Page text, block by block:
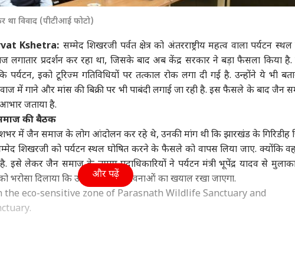
था विवाद (पीटीआई फोटो)
Kshetra: सम्मेद शिखरजी पर्वत क्षेत्र को अंतरराष्ट्रीय महत्व वाला पर्यटन स्थल
प्रदर्शन कर रहा था, जिसके बाद अब केंद्र सरकार ने बड़ा फैसला किया है.
पर्यटन, इको टूरिज्म गतिविधियों पर तत्काल रोक लगा दी गई है. उन्होंने ये भी
में गाने और मांस की बिक्री पर भी पाबंदी लगाई जा रही है. इस फैसले के बाद जैन
जताया है.
की बैठक
में जैन समाज के लोग आंदोलन कर रहे थे, उनकी मांग थी कि झारखंड के गिरिडीह
शिखरजी को पर्यटन स्थल घोषित करने के फैसले को वापस लिया जाए. क्योंकि
इसे लेकर जैन समाज के तमाम पदाधिकारियों ने पर्यटन मंत्री भूपेंद्र यादव से
भरोसा दिलाया कि उनकी धार्मिक भावनाओं का खयाल रखा जाएगा.
the eco-sensitive zone of Parasnath Wildlife Sanctuary and
और पढ़ें
इंडिया
'सेंसरशिप नहीं, कानून का
पालन', AI कंटेंट-CSAM पर
केंद्र की मेटा को दो टूक
UP चुनाव से पहले RLD में
बड़ा बदलाव, ऐश्वर्य राज सिंह
श्रीलंका के खिलाफ टेस्ट में
सबसे ज्यादा विकेट लेने वाले
ओटीटी
कंगना रनौत की 'भारत भाग्य
विधाता' की ओटीटी रिलीज
कंफर्म, जानें कब-कहां देख
सकते हैं
अपने ही पैर पर कुल्हाड़ी...,
भारत-चीन पर 100% टैरिफ
एक पर हमला, तीनों पर
माना जाएगा अटैक! पाक-